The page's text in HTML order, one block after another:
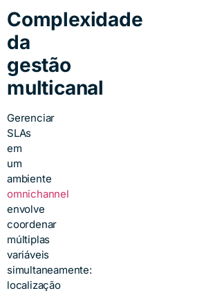
Complexidade
da
gestão
multicanal
Gerenciar
SLAs
em
um
ambiente
omnichannel
envolve
coordenar
múltiplas
variáveis
simultaneamente:
localização